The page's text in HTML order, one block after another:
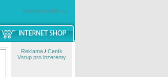
windowsmobile.cz
Reklama/ Ceník
Vstup pro inzerenty